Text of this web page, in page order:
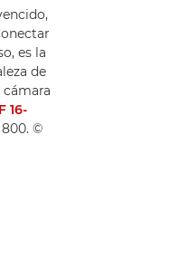
es la
de
16-
800. ©